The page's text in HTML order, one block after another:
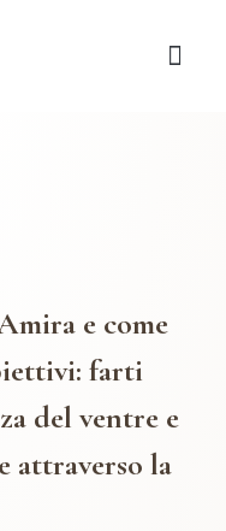
e come
farti
del ventre e
attraverso la